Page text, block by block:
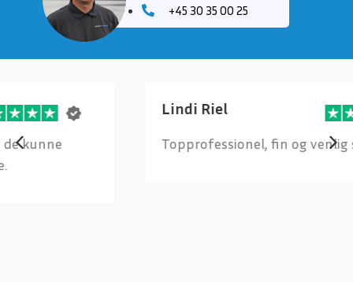
+45 30 35 00 25
Lindi Riel
Topprofessionel, fin og venlig service